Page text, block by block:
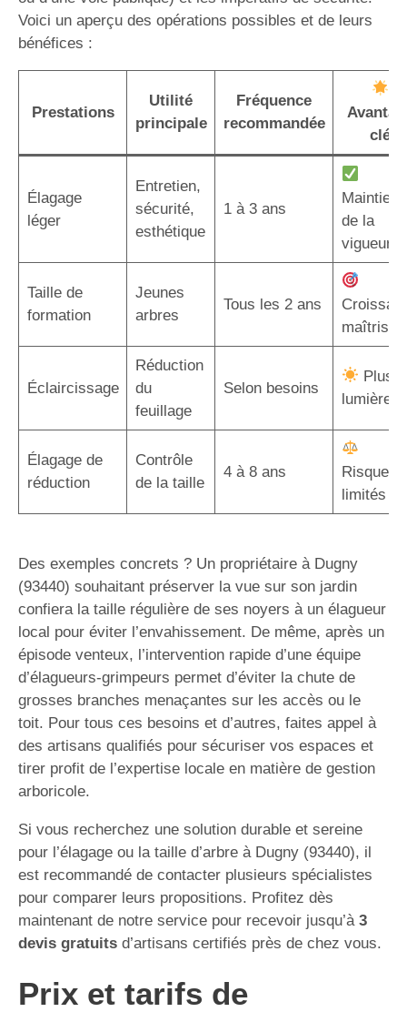
Voici un aperçu des opérations possibles et de leurs
bénéfices :
Prestations
Utilité
principale
Fréquence
recommandée
clé
Élagage
léger
Entretien,
sécurité,
esthétique
1 à 3 ans
Maintien
de la
vigueur
Taille de
formation
Jeunes
arbres
Tous les 2 ans
maîtrisée
Éclaircissage
Réduction
du
feuillage
Selon besoins
Plus
lumière
Élagage de
réduction
Contrôle
de la taille
4 à 8 ans
Risques
limités
Des exemples concrets ? Un propriétaire à Dugny
(93440) souhaitant préserver la vue sur son jardin
confiera la taille régulière de ses noyers à un élagueur
local pour éviter l’envahissement. De même, après un
épisode venteux, l’intervention rapide d’une équipe
d’élagueurs-grimpeurs permet d’éviter la chute de
grosses branches menaçantes sur les accès ou le
toit. Pour tous ces besoins et d’autres, faites appel à
des artisans qualifiés pour sécuriser vos espaces et
tirer profit de l’expertise locale en matière de gestion
arboricole.
Si vous recherchez une solution durable et sereine
pour l’élagage ou la taille d’arbre à Dugny (93440), il
est recommandé de contacter plusieurs spécialistes
pour comparer leurs propositions. Profitez dès
maintenant de notre service pour recevoir jusqu’à 3
devis gratuits d’artisans certifiés près de chez vous.
Prix et tarifs de